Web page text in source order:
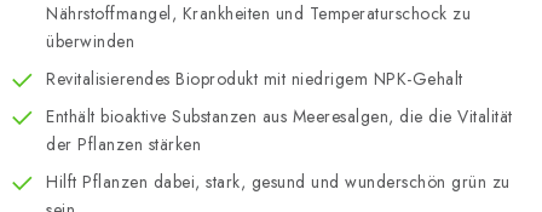
Nährstoffmangel, Krankheiten und Temperaturschock zu
überwinden
Revitalisierendes Bioprodukt mit niedrigem NPK-Gehalt
Enthält bioaktive Substanzen aus Meeresalgen, die die Vitalität
der Pflanzen stärken
Hilft Pflanzen dabei, stark, gesund und wunderschön grün zu